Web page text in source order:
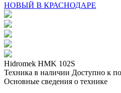
НОВЫЙ В КРАСНОДАРЕ
Hidromek HMK 102S
Техника в наличии Доступно к
Основные сведения о технике